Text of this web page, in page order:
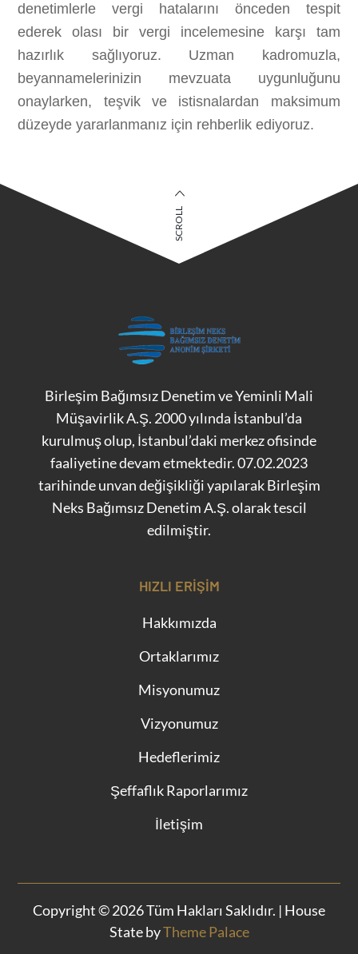
denetimlerle vergi hatalarını önceden tespit
ederek olası bir vergi incelemesine karşı tam
hazırlık sağlıyoruz. Uzman kadromuzla,
beyannamelerinizin mevzuata uygunluğunu
onaylarken, teşvik ve istisnalardan maksimum
düzeyde yararlanmanız için rehberlik ediyoruz.
SCROLL
Birleşim Bağımsız Denetim ve Yeminli Mali
Müşavirlik A.Ş. 2000 yılında İstanbul’da
kurulmuş olup, İstanbul’daki merkez ofisinde
faaliyetine devam etmektedir. 07.02.2023
tarihinde unvan değişikliği yapılarak Birleşim
Neks Bağımsız Denetim A.Ş. olarak tescil
edilmiştir.
HIZLI ERIŞIM
Hakkımızda
Ortaklarımız
Misyonumuz
Vizyonumuz
Hedeflerimiz
Şeffaflık Raporlarımız
İletişim
Copyright © 2026 Tüm Hakları Saklıdır. | House
State byTheme Palace